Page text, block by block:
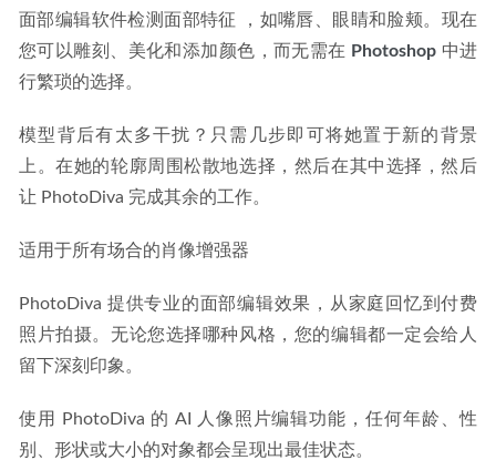
面部编辑软件检测面部特征 ，如嘴唇、眼睛和脸颊。现在
您可以雕刻、美化和添加颜色，而无需在 Photoshop 中进
行繁琐的选择。
模型背后有太多干扰？只需几步即可将她置于新的背景
上。在她的轮廓周围松散地选择，然后在其中选择，然后
让 PhotoDiva 完成其余的工作。
适用于所有场合的肖像增强器
PhotoDiva 提供专业的面部编辑效果，从家庭回忆到付费
照片拍摄。无论您选择哪种风格，您的编辑都一定会给人
留下深刻印象。
使用 PhotoDiva 的 AI 人像照片编辑功能，任何年龄、性
别、形状或大小的对象都会呈现出最佳状态。